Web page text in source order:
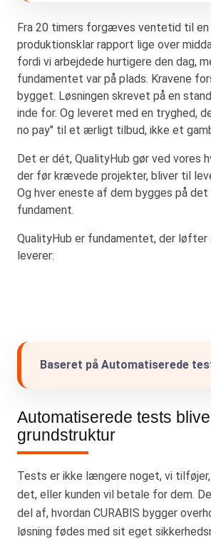
Fra 20 timers forgæves ventetid til
produktionsklar rapport lige over
fordi vi arbejdede hurtigere den dag,
fundamentet var på plads. Kravene
bygget. Løsningen skrevet på en
inde for. Og leveret med en tryghed,
no pay" til et ærligt tilbud, ikke et
Det er dét, QualityHub gør ved vores
der før krævede projekter, bliver til
Og hver eneste af dem bygges på det
fundament.
QualityHub er fundamentet, der løfter
leverer:
Baseret på Automatiserede
Automatiserede tests
grundstruktur
Tests er ikke længere noget, vi
det, eller kunden vil betale for dem.
del af, hvordan CURABIS bygger
løsning fødes med sit eget